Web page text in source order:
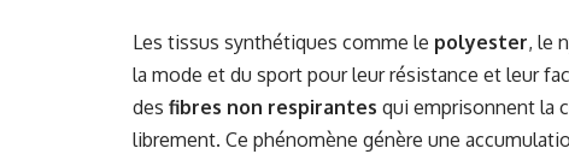
Les tissus synthétiques comme le polyester, le
la mode et du sport pour leur résistance et leur
des fibres non respirantes qui emprisonnent la
librement. Ce phénomène génère une